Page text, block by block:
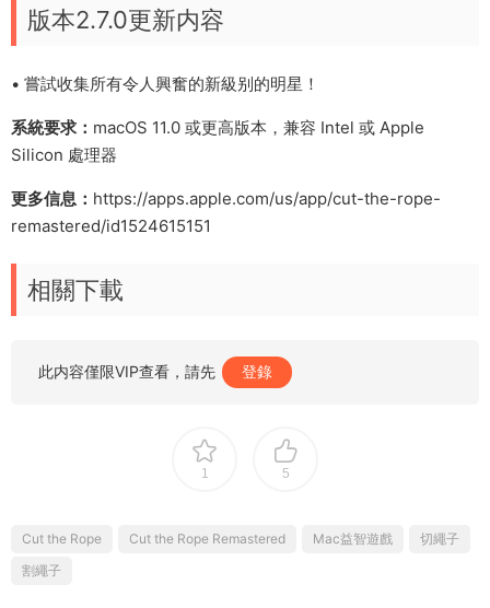
版本2.7.0更新内容
• 嘗試收集所有令人興奮的新級别的明星！
系統要求： macOS 11.0 或更高版本，兼容 Intel 或 Apple
Silicon 處理器
更多信息： https://apps.apple.com/us/app/cut-the-rope-
remastered/id1524615151
相關下載
此内容僅限VIP查看，請先 登錄
1 5
Cut the Rope Cut the Rope Remastered Mac益智遊戲
切繩子
割繩子